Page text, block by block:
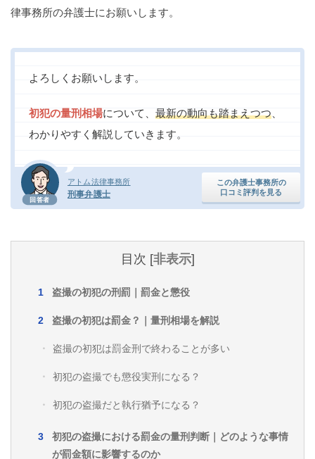
律事務所の弁護士にお願いします。
回答者
アトム法律事務所
刑事弁護士
この弁護士事務所の
口コミ評判を見る
よろしくお願いします。
初犯の量刑相場について、 最新の動向も踏まえつつ、
わかりやすく解説していきます。
目次 [非表示]
盗撮の初犯の刑罰｜罰金と懲役
盗撮の初犯は罰金？｜量刑相場を解説
盗撮の初犯は罰金刑で終わることが多い
初犯の盗撮でも懲役実刑になる？
初犯の盗撮だと執行猶予になる？
初犯の盗撮における罰金の量刑判断｜どのような事情
が罰金額に影響するのか